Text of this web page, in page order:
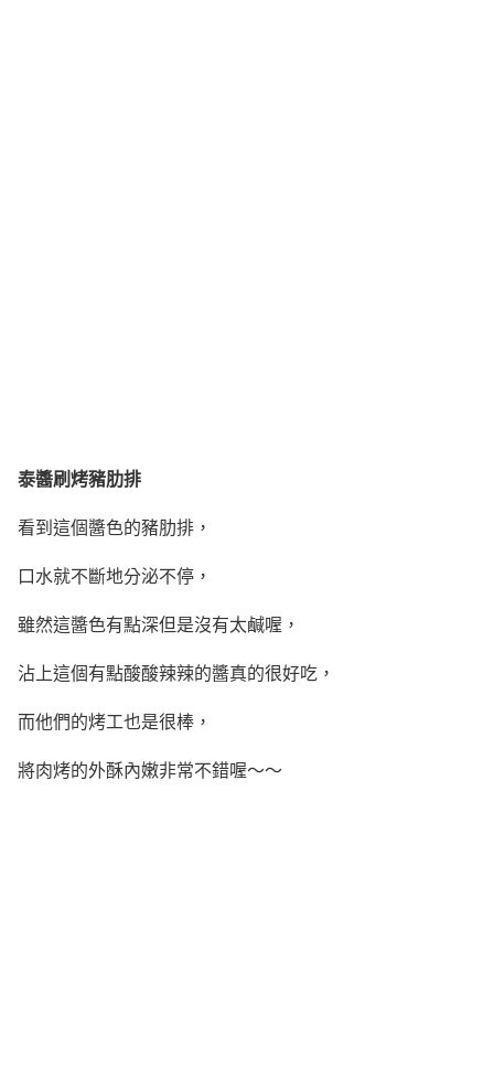
泰醬刷烤豬肋排
看到這個醬色的豬肋排，
口水就不斷地分泌不停，
雖然這醬色有點深但是沒有太鹹喔，
沾上這個有點酸酸辣辣的醬真的很好吃，
而他們的烤工也是很棒，
將肉烤的外酥內嫩非常不錯喔～～